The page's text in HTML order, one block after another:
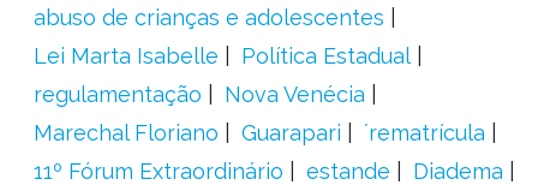
abuso de crianças e adolescentes
Lei Marta Isabelle
Política Estadual
regulamentação
Nova Venécia
Marechal Floriano
Guarapari
´rematrícula
11º Fórum Extraordinário
estande
Diadema